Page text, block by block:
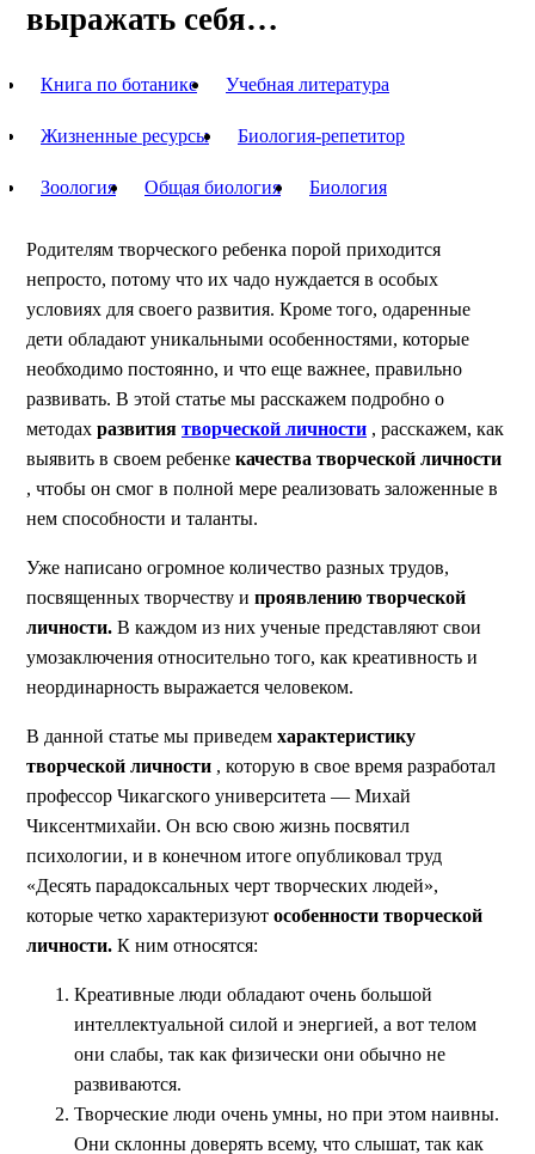
выражать себя…
Книга по ботанике Учебная литература
Жизненные ресурсы Биология-репетитор
Зоология Общая биология Биология
Родителям творческого ребенка порой приходится
непросто, потому что их чадо нуждается в особых
условиях для своего развития. Кроме того, одаренные
дети обладают уникальными особенностями, которые
необходимо постоянно, и что еще важнее, правильно
развивать. В этой статье мы расскажем подробно о
методах развития творческой личности , расскажем, как
выявить в своем ребенке качества творческой личности
, чтобы он смог в полной мере реализовать заложенные в
нем способности и таланты.
Уже написано огромное количество разных трудов,
посвященных творчеству и проявлению творческой
личности. В каждом из них ученые представляют свои
умозаключения относительно того, как креативность и
неординарность выражается человеком.
В данной статье мы приведем характеристику
творческой личности , которую в свое время разработал
профессор Чикагского университета — Михай
Чиксентмихайи. Он всю свою жизнь посвятил
психологии, и в конечном итоге опубликовал труд
«Десять парадоксальных черт творческих людей»,
которые четко характеризуют особенности творческой
личности. К ним относятся:
Креативные люди обладают очень большой
интеллектуальной силой и энергией, а вот телом
они слабы, так как физически они обычно не
развиваются.
Творческие люди очень умны, но при этом наивны.
Они склонны доверять всему, что слышат, так как